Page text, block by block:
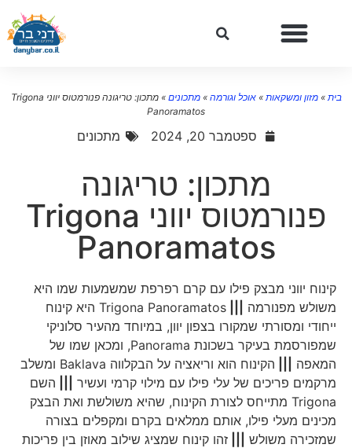
»מזון ומשקאות»אוכל וגורמה»מתכונים»
מתכון: טריגונה פנורמטוס יווני Trigona
Panoramatos
ספטמבר 20, 2024 מתכונים
מתכון: טריגונה
פנורמטוס יווני Trigona
Panoramatos
קינוח יווני מבצק פילו עם קרם רפרפת שמשמעות שמו היא
משולש מפנורמה|||
Trigona Panoramatos היא קינוח
ייחודי ומסורתי שמקורו בצפון יוון, במיוחד מהעיר סלוניקי
שמפורסמת בעיקר בשכונת Panorama, ומכאן שמו של
המאפה|||
הקינוח הוא וריאציה על הבקלווה Baklava ומשלב
מרקמים פריכים של עלי פילו עם מילוי קרמי ועשיר|||
השם
Trigona מתייחס לצורת הקינוח, שהיא משולשת ואת הבצק
מכינים מעלי פילו, אותם ממלאים בקרם ומקפלים בצורה
שמזכירה משולש|||
זהו קינוח שמציג שילוב מאוזן בין פריכות